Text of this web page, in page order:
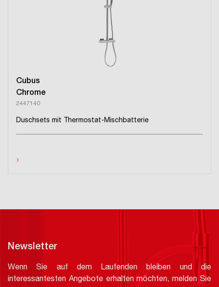
Cubus
Chrome
2447140
Duschsets mit Thermostat-Mischbatterie
›
Newsletter
Wenn Sie auf dem Laufenden bleiben und die
interessantesten Angebote erhalten möchten, melden Sie